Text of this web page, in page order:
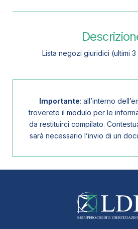
Lista negozi giuridici (ultimi 3
Importante: all’interno
troverete il modulo per le
da restituirci compilato.
sarà necessario l’invio di un